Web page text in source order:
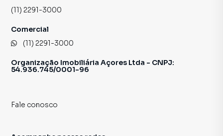
(11) 2291-3000
Comercial
(11) 2291-3000
Organização Imobiliária Açores Ltda - CNPJ:
54.936.745/0001-96
Fale conosco